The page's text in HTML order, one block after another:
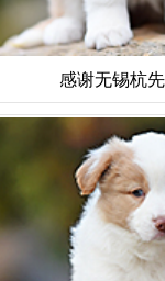
感谢无锡杭